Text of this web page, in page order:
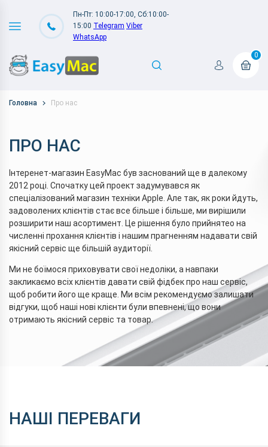
Пн-Пт: 10:00-17:00, Сб:10:00-
15:00 Telegram Viber
WhatsApp
0
Головна Про нас
ПРО НАС
Інтеренет-магазин EasyMac був заснований ще в далекому
2012 році. Спочатку цей проект задумувався як
спеціалізований магазин техніки Apple. Але так, як роки йдуть,
задоволених клієнтів стає все більше і більше, ми вирішили
розширити наш асортимент. Це рішення було прийнятео на
численні прохання клієнтів і нашим прагненням надавати свій
якісний сервіс ще більшій аудиторії.
Ми не боїмося приховувати свої недоліки, а навпаки
закликаємо всіх клієнтів давати свій фідбек про наш сервіс,
щоб робити його ще краще. Ми всім рекомендуємо залишати
відгуки, щоб наші нові клієнти були впевнені, що вони
отримають якісний сервіс та товар.
НАШІ ПЕРЕВАГИ